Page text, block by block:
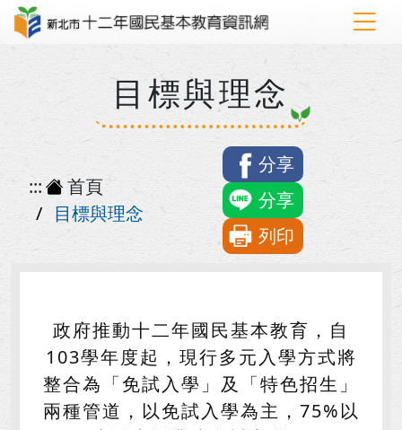
目標與理念
:::
首頁
目標與理念
分享
分享
列印
政府推動十二年國民基本教育，自
103學年度起，現行多元入學方式將
整合為「免試入學」及「特色招生」
兩種管道，以免試入學為主，75%以